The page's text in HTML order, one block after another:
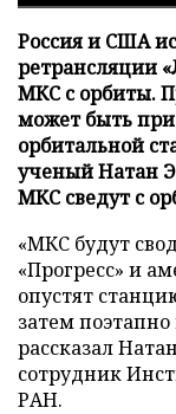
Россия и США
ретрансляции
МКС с орбиты.
может быть
орбитальной
ученый Натан
МКС сведут с
«МКС будут
«Прогресс» и
опустят
затем
рассказал
сотрудник
РАН.